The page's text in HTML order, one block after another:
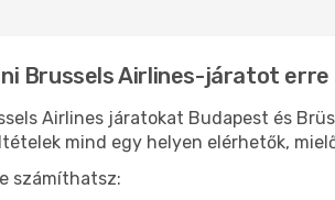
Brussels Airlines-járatot
Airlines járatokat Budapest és
mind egy helyen elérhetők,
számíthatsz: